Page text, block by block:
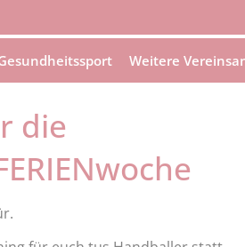
Weitere
die